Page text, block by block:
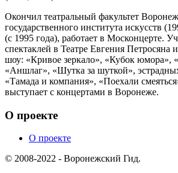
Окончил театральный факультет
государственного института искусств
(с 1995 года), работает в Москонцерте.
спектаклей в Театре Евгения Петросяна
шоу: «Кривое зеркало», «Кубок юмора»,
«Аншлаг», «Шутка за шуткой»,
«Тамада и компания», «Поехали
выступает с концертами в Воронеже.
О проекте
О проекте
© 2008-2022 - Воронежский Гид.